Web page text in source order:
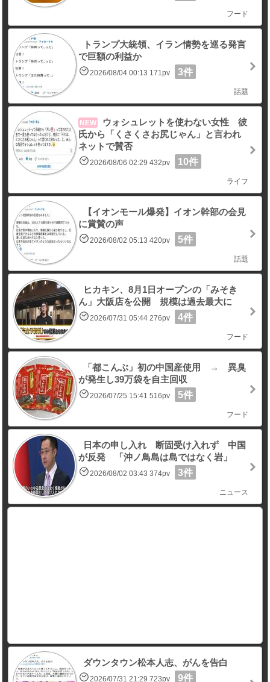
フード
トランプ大統領、イラン情勢を巡る発言
で巨額の利益か
2026/08/04 00:13 171pv 3件
話題
NEW
ウォシュレットを使わない女性 彼
氏から「くさくさお尻じゃん」と言われ
ネットで賛否
2026/08/06 02:29 432pv 10件
ライフ
【イオンモール爆発】イオン幹部の会見
に賞賛の声
2026/08/02 05:13 420pv 5件
話題
ヒカキン、8月1日オープンの「みそき
ん」大阪店を公開 規模は過去最大に
2026/07/31 05:44 276pv 4件
フード
「都こんぶ」初の中国産使用 → 異臭
が発生し39万袋を自主回収
2026/07/25 15:41 516pv 5件
フード
日本の申し入れ 断固受け入れず 中国
が反発 「沖ノ鳥島は島ではなく岩」
2026/08/02 03:43 374pv 3件
ニュース
ダウンタウン松本人志、がんを告白
2026/07/31 21:29 723pv 9件